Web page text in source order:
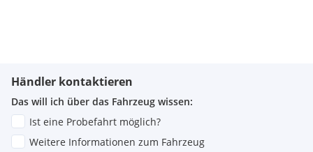
Händler kontaktieren
Das will ich über das Fahrzeug wissen:
Ist eine Probefahrt möglich?
Weitere Informationen zum Fahrzeug